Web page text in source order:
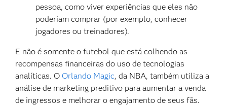
pessoa, como viver experiências que eles não
poderiam comprar (por exemplo, conhecer
jogadores ou treinadores).
E não é somente o futebol que está colhendo as
recompensas financeiras do uso de tecnologias
analíticas. OOrlando Magic, da NBA, também utiliza a
análise de marketing preditivo para aumentar a venda
de ingressos e melhorar o engajamento de seus fãs.